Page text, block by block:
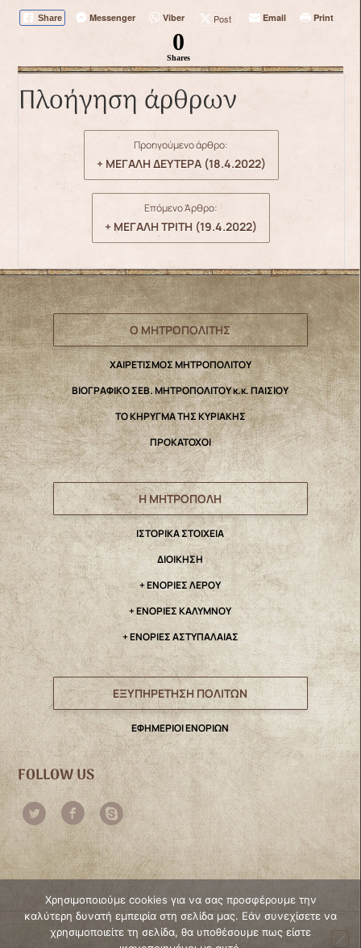
Share Messenger Viber Post Email Print
0
Shares
Πλοήγηση άρθρων
Προηγούμενο άρθρο:
+ ΜΕΓΑΛΗ ΔΕΥΤΕΡΑ (18.4.2022)
Επόμενο Άρθρο:
+ ΜΕΓΑΛΗ ΤΡΙΤΗ (19.4.2022)
Ο ΜΗΤΡΟΠΟΛΙΤΗΣ
ΧΑΙΡΕΤΙΣΜΟΣ ΜΗΤΡΟΠΟΛΙΤΟΥ
ΒΙΟΓΡΑΦΙΚΟ ΣΕΒ. ΜΗΤΡΟΠΟΛΙΤΟΥ κ.κ. ΠΑΙΣΙΟΥ
ΤΟ ΚΗΡΥΓΜΑ ΤΗΣ ΚΥΡΙΑΚΗΣ
ΠΡΟΚΑΤΟΧΟΙ
Η ΜΗΤΡΟΠΟΛΗ
IΣΤΟΡΙΚΑ ΣΤΟΙΧΕΙΑ
ΔΙΟΙΚΗΣΗ
+ ΕΝΟΡΙΕΣ ΛΕΡΟΥ
+ ΕΝΟΡΙΕΣ ΚΑΛΥΜΝΟΥ
+ ΕΝΟΡΙΕΣ ΑΣΤΥΠΑΛΑΙΑΣ
ΕΞΥΠΗΡΕΤΗΣΗ ΠΟΛΙΤΩΝ
ΕΦΗΜΕΡΙΟΙ ΕΝΟΡΙΩΝ
FOLLOW US
Χρησιμοποιούμε cookies για να σας προσφέρουμε την
καλύτερη δυνατή εμπειρία στη σελίδα μας. Εάν συνεχίσετε να
χρησιμοποιείτε τη σελίδα, θα υποθέσουμε πως είστε